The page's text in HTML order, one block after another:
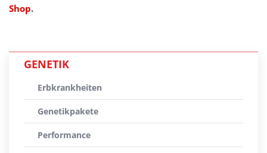
Shop.
GENETIK
Erbkrankheiten
Genetikpakete
Performance